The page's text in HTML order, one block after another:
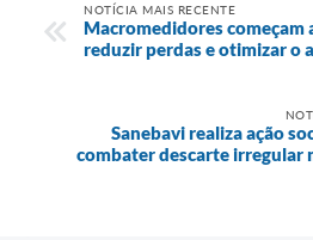
NOTÍCIA MAIS RECENTE
Macromedidores começam
reduzir perdas e otimizar o
Sanebavi realiza ação
combater descarte irregular